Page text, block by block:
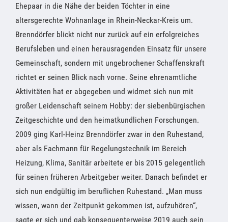
Ehepaar in die Nähe der beiden Töchter in eine
altersgerechte Wohnanlage in Rhein-Neckar-Kreis um.
Brenndörfer blickt nicht nur zurück auf ein erfolgreiches
Berufsleben und einen herausragenden Einsatz für unsere
Gemeinschaft, sondern mit ungebrochener Schaffenskraft
richtet er seinen Blick nach vorne. Seine ehrenamtliche
Aktivitäten hat er abgegeben und widmet sich nun mit
großer Leidenschaft seinem Hobby: der siebenbürgischen
Zeitgeschichte und den heimatkundlichen Forschungen.
2009 ging Karl-Heinz Brenndörfer zwar in den Ruhestand,
aber als Fachmann für Regelungstechnik im Bereich
Heizung, Klima, Sanitär arbeitete er bis 2015 gelegentlich
für seinen früheren Arbeitgeber weiter. Danach befindet er
sich nun endgültig im beruflichen Ruhestand. „Man muss
wissen, wann der Zeitpunkt gekommen ist, aufzuhören“,
sagte er sich und gab konsequenterweise 2019 auch sein